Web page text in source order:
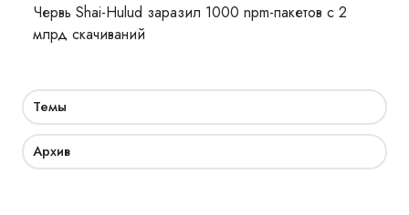
Червь Shai-Hulud заразил 1000 npm-пакетов с 2
млрд скачиваний
Темы
Архив